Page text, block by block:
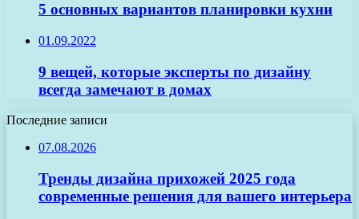
5 основных вариантов планировки кухни
01.09.2022
9 вещей, которые эксперты по дизайну
всегда замечают в домах
Последние записи
07.08.2026
Тренды дизайна прихожей 2025 года
современные решения для вашего интерьера